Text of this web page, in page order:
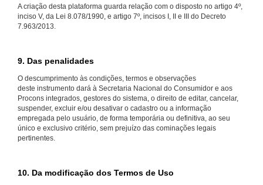
A criação desta plataforma guarda relação com o disposto no artigo 4º,
inciso V, da Lei 8.078/1990, e artigo 7º, incisos I, II e III do Decreto
7.963/2013.
9. Das penalidades
O descumprimento às condições, termos e observações
deste instrumento dará à Secretaria Nacional do Consumidor e aos
Procons integrados, gestores do sistema, o direito de editar, cancelar,
suspender, excluir e/ou desativar o cadastro ou a informação
empregada pelo usuário, de forma temporária ou definitiva, ao seu
único e exclusivo critério, sem prejuízo das cominações legais
pertinentes.
10. Da modificação dos Termos de Uso